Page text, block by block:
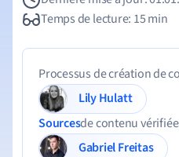
Temps de lecture: 15 min
Processus de création de
Lily Hulatt
Sourcesde contenu
Gabriel Freitas